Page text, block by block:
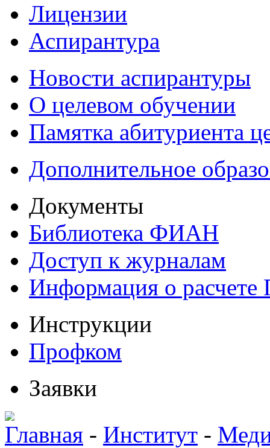
Лицензии
Аспирантура
Новости аспирантуры
О целевом обучении
Памятка абитуриента
Дополнительное
Документы
Библиотека ФИАН
Доступ к журналам
Информация о
Инструкции
Профком
Заявки
Главная - Институт -